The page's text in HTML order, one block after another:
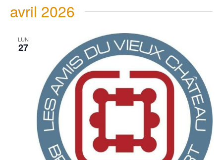
avril 2026
LUN
27